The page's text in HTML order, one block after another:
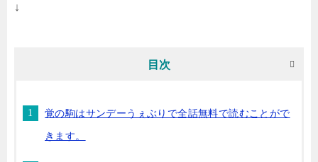
↓
目次
覚の駒はサンデーうぇぶりで全話無料で読むことがで
きます。